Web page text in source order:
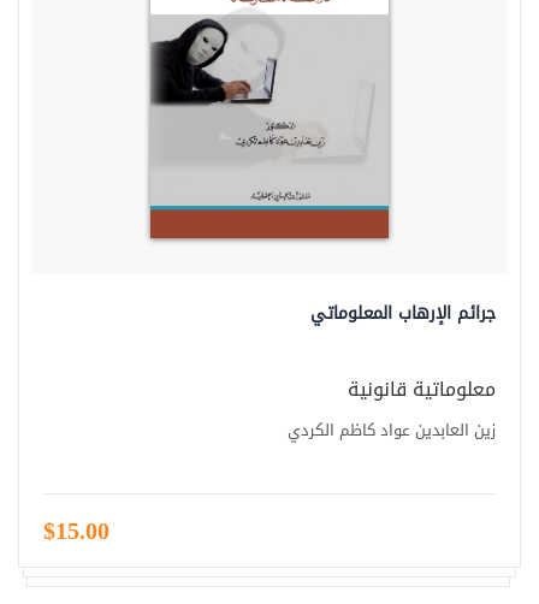
جرائم الإرهاب المعلوماتي
معلوماتية قانونية
زين العابدين عواد كاظم الكردي
$15.00